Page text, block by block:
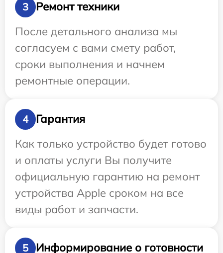
3
Ремонт техники
После детального анализа мы
согласуем с вами смету работ,
сроки выполнения и начнем
ремонтные операции.
4
Гарантия
Как только устройство будет готово
и оплаты услуги Вы получите
официальную гарантию на ремонт
устройства Apple сроком на все
виды работ и запчасти.
5
Информирование о готовности